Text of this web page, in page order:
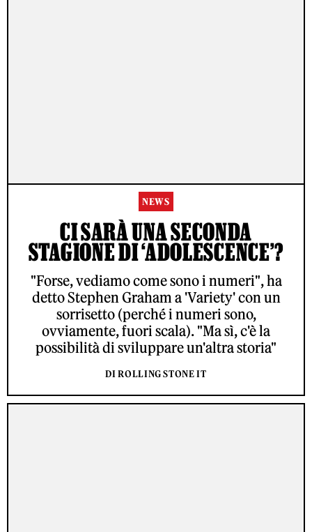
NEWS
CI SARÀ UNA SECONDA
STAGIONE DI ‘ADOLESCENCE’?
"Forse, vediamo come sono i numeri", ha
detto Stephen Graham a 'Variety' con un
sorrisetto (perché i numeri sono,
ovviamente, fuori scala). "Ma sì, c'è la
possibilità di sviluppare un'altra storia"
DI ROLLING STONE IT